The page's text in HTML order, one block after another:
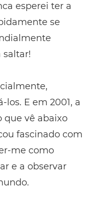
esperei ter a
se
saltar!
E em 2001, a
que vê abaixo
fascinado com
me como
e a observar